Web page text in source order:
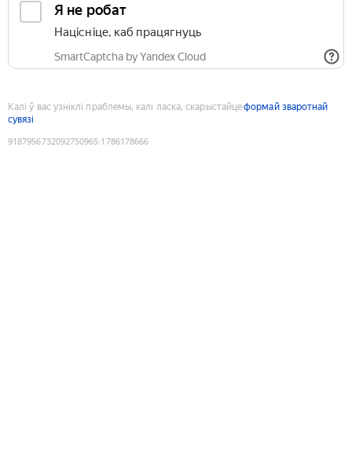
Я не робат
Націсніце, каб працягнуць
SmartCaptcha by Yandex Cloud
Калі ў вас узніклі праблемы, калі ласка, скарыстайцеформай зваротнай
сувязі
9187956732092750965:1786178666